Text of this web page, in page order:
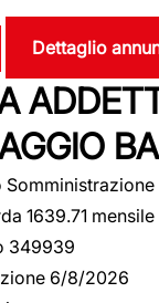
Dettaglio
Somministrazione
1639.71 mensile
349939
6/8/2026